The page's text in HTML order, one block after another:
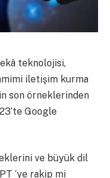
teknolojisi,
iletişim kurma
son örneklerinden
Google
ve büyük dil
‘ye rakip mi